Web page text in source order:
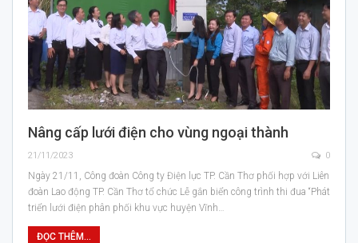
Nâng cấp lưới điện cho vùng ngoại thành
21/11/2023 0
Ngày 21/11, Công đoàn Công ty Điện lực TP. Cần Thơ phối hợp với Liên
đoàn Lao động TP. Cần Thơ tổ chức Lễ gắn biển công trình thi đua “Phát
triển lưới điện phân phối khu vực huyện Vĩnh…
ĐỌC THÊM...